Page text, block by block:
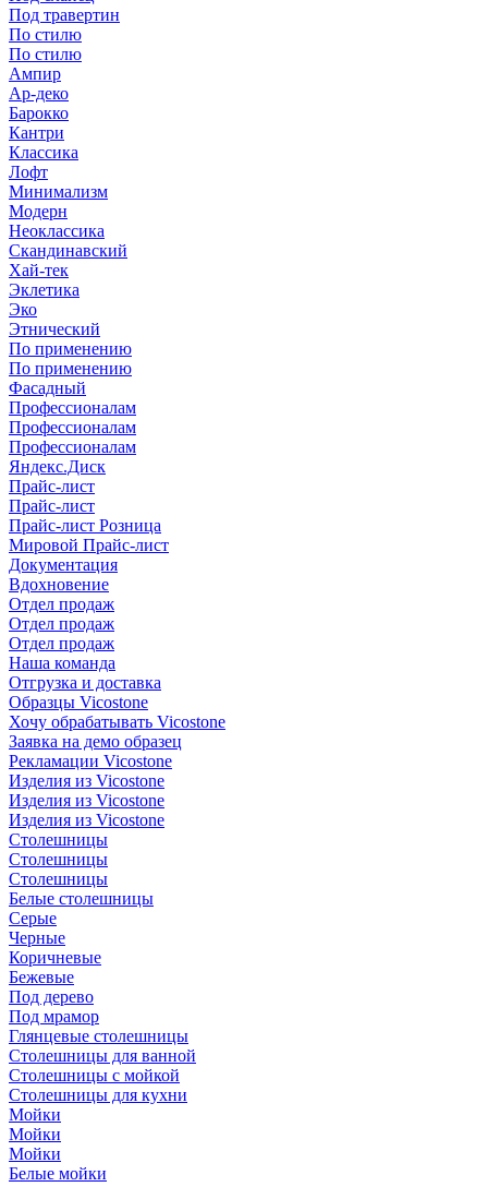
Под травертин
По стилю
По стилю
Ампир
Ар-деко
Барокко
Кантри
Классика
Лофт
Минимализм
Модерн
Неоклассика
Скандинавский
Хай-тек
Эклетика
Эко
Этнический
По применению
По применению
Фасадный
Профессионалам
Профессионалам
Профессионалам
Яндекс.Диск
Прайс-лист
Прайс-лист
Прайс-лист Розница
Мировой Прайс-лист
Документация
Вдохновение
Отдел продаж
Отдел продаж
Отдел продаж
Наша команда
Отгрузка и доставка
Образцы Vicostone
Хочу обрабатывать Vicostone
Заявка на демо образец
Рекламации Vicostone
Изделия из Vicostone
Изделия из Vicostone
Изделия из Vicostone
Столешницы
Столешницы
Столешницы
Белые столешницы
Серые
Черные
Коричневые
Бежевые
Под дерево
Под мрамор
Глянцевые столешницы
Столешницы для ванной
Столешницы с мойкой
Столешницы для кухни
Мойки
Мойки
Мойки
Белые мойки